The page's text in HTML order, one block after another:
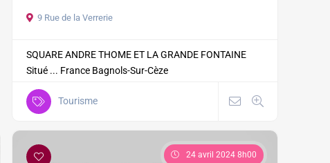
9 Rue de la Verrerie
SQUARE ANDRE THOME ET LA GRANDE FONTAINE
Situé ... France Bagnols-Sur-Cèze
Tourisme
24 avril 2024 8h00